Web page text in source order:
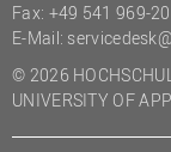
Fax: +49 541 969-
E-Mail:
© 2026
UNIVERSITY OF